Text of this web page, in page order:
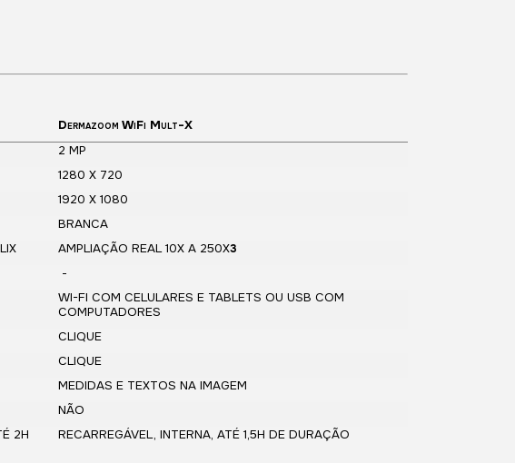
Dermazoom WiFi Mult-X
2 MP
1280 X 720
1920 X 1080
BRANCA
AMPLIAÇÃO REAL 10X A 250X3
-
WI-FI COM CELULARES E TABLETS OU USB COM
COMPUTADORES
CLIQUE
CLIQUE
MEDIDAS E TEXTOS NA IMAGEM
NÃO
2H
RECARREGÁVEL, INTERNA, ATÉ 1,5H DE DURAÇÃO